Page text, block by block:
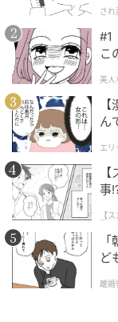
され
#1
こ
美人
ん
エリ
事
【
懲ら
ど
離婚